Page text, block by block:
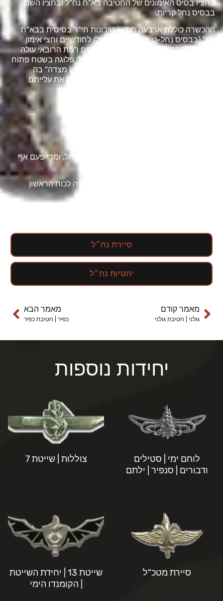
בחציו בסיס האימונים של החטיבה בא"ח נח"ל ובחציו השני
בבסיס נחל קריות.
ההכשרה כוללת ארבעה חודשי טירונות חי"ר בסיסית בבא"ח
נחל (בבסיס נחל-טוב) , שלאחריו יעלו לחודשיים וחצי אימון
מתקדם (בבסיס נחל-קריות) אשר בסופם רמת הרובאי עולה
ל-07. לאחר מכן שבוע מסכם הכולל תרגילי פלוגה בשטח פתוח
ובשטח בנוי, ומשם מסע כמותה הנקרא "מסע מצדה" בה
מקבלים הלוחמים את סיכת הלוחם, שמסמלת את עלייתם
דרך גיבוש יחטיות נח"ל ניתן להגיע לסיירת נחל, ומדי פעם אף
במבצע צוק איתן, גדוד 931 של החטיבה היה לכוח הראשון
סיירת נח״ל
יחטיות נח״ל
מאמר קודם
גולני | חטיבת גולני
מאמר הבא
כפיר | חטיבת כפיר
יחידות נוספות
לוחם ימי | סטילים
ודבורים | סנפיר | ילתם
צוללות | שייטת 7
סיירת מטכ"ל
שייטת 13 | יחידת השייטת
| הקומנדו הימי